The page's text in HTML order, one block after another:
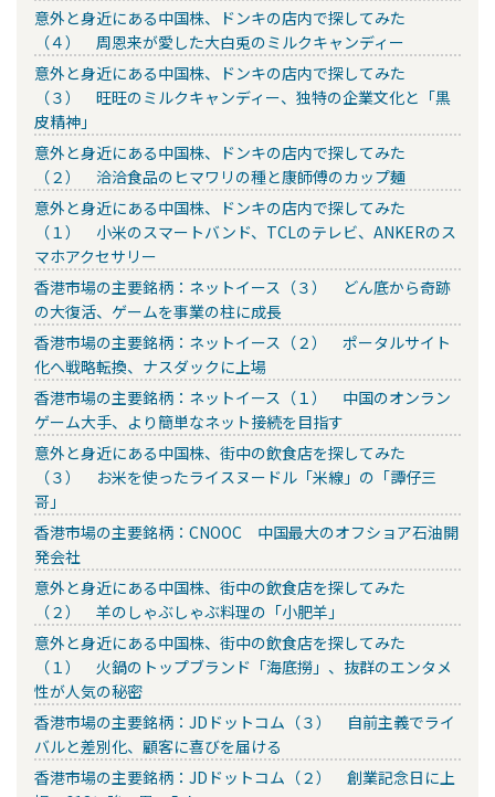
意外と身近にある中国株、ドンキの店内で探してみた
（４） 周恩来が愛した大白兎のミルクキャンディー
意外と身近にある中国株、ドンキの店内で探してみた
（３） 旺旺のミルクキャンディー、独特の企業文化と「黒
皮精神」
意外と身近にある中国株、ドンキの店内で探してみた
（２） 洽洽食品のヒマワリの種と康師傅のカップ麺
意外と身近にある中国株、ドンキの店内で探してみた
（１） 小米のスマートバンド、TCLのテレビ、ANKERのス
マホアクセサリー
香港市場の主要銘柄：ネットイース（３） どん底から奇跡
の大復活、ゲームを事業の柱に成長
香港市場の主要銘柄：ネットイース（２） ポータルサイト
化へ戦略転換、ナスダックに上場
香港市場の主要銘柄：ネットイース（１） 中国のオンラン
ゲーム大手、より簡単なネット接続を目指す
意外と身近にある中国株、街中の飲食店を探してみた
（３） お米を使ったライスヌードル「米線」の「譚仔三
哥」
香港市場の主要銘柄：CNOOC 中国最大のオフショア石油開
発会社
意外と身近にある中国株、街中の飲食店を探してみた
（２） 羊のしゃぶしゃぶ料理の「小肥羊」
意外と身近にある中国株、街中の飲食店を探してみた
（１） 火鍋のトップブランド「海底撈」、抜群のエンタメ
性が人気の秘密
香港市場の主要銘柄：JDドットコム（３） 自前主義でライ
バルと差別化、顧客に喜びを届ける
香港市場の主要銘柄：JDドットコム（２） 創業記念日に上